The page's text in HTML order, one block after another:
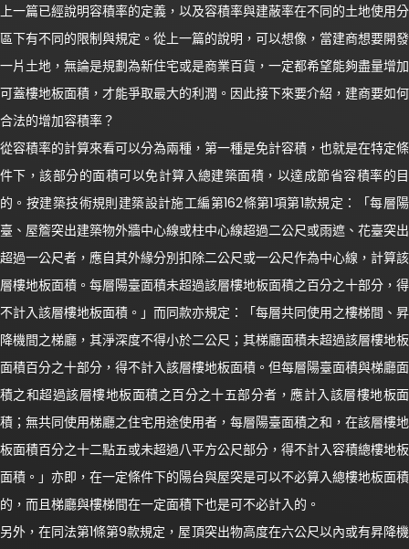
上一篇已經說明容積率的定義，以及容積率與建蔽率在不同的土地使用分
區下有不同的限制與規定。從上一篇的說明，可以想像，當建商想要開發
一片土地，無論是規劃為新住宅或是商業百貨，一定都希望能夠盡量增加
可蓋樓地板面積，才能爭取最大的利潤。因此接下來要介紹，建商要如何
合法的增加容積率？
從容積率的計算來看可以分為兩種，第一種是免計容積，也就是在特定條
件下，該部分的面積可以免計算入總建築面積，以達成節省容積率的目
的。按建築技術規則建築設計施工編第162條第1項第1款規定：「每層陽
臺、屋簷突出建築物外牆中心線或柱中心線超過二公尺或雨遮、花臺突出
超過一公尺者，應自其外緣分別扣除二公尺或一公尺作為中心線，計算該
層樓地板面積。每層陽臺面積未超過該層樓地板面積之百分之十部分，得
不計入該層樓地板面積。」而同款亦規定：「每層共同使用之樓梯間、昇
降機間之梯廳，其淨深度不得小於二公尺；其梯廳面積未超過該層樓地板
面積百分之十部分，得不計入該層樓地板面積。但每層陽臺面積與梯廳面
積之和超過該層樓地板面積之百分之十五部分者，應計入該層樓地板面
積；無共同使用梯廳之住宅用途使用者，每層陽臺面積之和，在該層樓地
板面積百分之十二點五或未超過八平方公尺部分，得不計入容積總樓地板
面積。」亦即，在一定條件下的陽台與屋突是可以不必算入總樓地板面積
的，而且梯廳與樓梯間在一定面積下也是可不必計入的。
另外，在同法第1條第9款規定，屋頂突出物高度在六公尺以內或有昇降機